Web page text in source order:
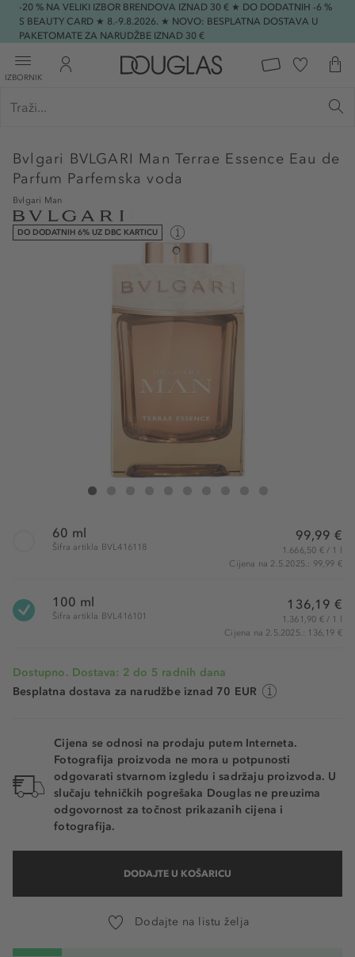
-20 % NA VELIKI IZBOR BRENDOVA IZNAD 30 € ★ DO DODATNIH -6 %
S BEAUTY CARD ★ 8.-9.8.2026. ★ NOVO: BESPLATNA DOSTAVA U
PAKETOMATE ZA NARUDŽBE IZNAD 30 €
IZBORNIK
Bvlgari BVLGARI Man Terrae Essence Eau de
Parfum Parfemska voda
Bvlgari Man
DO DODATNIH 6% UZ DBC KARTICU
Bvlgari BVLGARI Man Terrae Essence Eau de Parfum
60 ml
Šifra artikla BVL416118
99,99 €
1.666,50 € / 1 l
Cijena na 2.5.2025.: 99,99 €
100 ml
Šifra artikla BVL416101
136,19 €
1.361,90 € / 1 l
Cijena na 2.5.2025.: 136,19 €
Dostupno. Dostava: 2 do 5 radnih dana
Besplatna dostava za narudžbe iznad 70 EUR
Cijena se odnosi na prodaju putem Interneta.
Fotografija proizvoda ne mora u potpunosti
odgovarati stvarnom izgledu i sadržaju proizvoda. U
slučaju tehničkih pogrešaka Douglas ne preuzima
odgovornost za točnost prikazanih cijena i
fotografija.
DODAJTE U KOŠARICU
Dodajte na listu želja